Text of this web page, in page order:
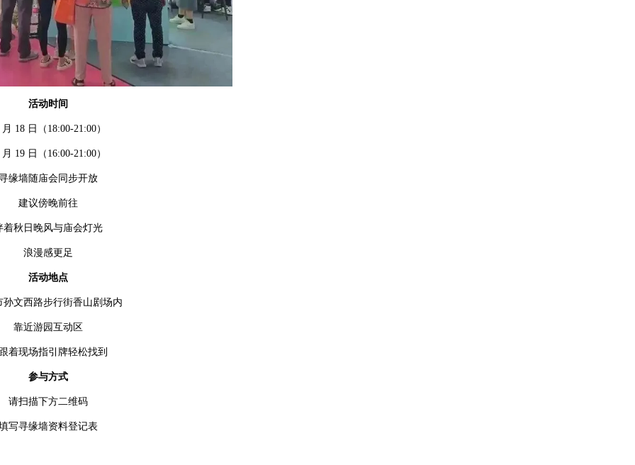
活动时间
月 18 日（18:00-21:00）
月 19 日（16:00-21:00）
缘墙随庙会同步开放
建议傍晚前往
着秋日晚风与庙会灯光
浪漫感更足
活动地点
孙文西路步行街香山剧场内
靠近游园互动区
着现场指引牌轻松找到
参与方式
请扫描下方二维码
写寻缘墙资料登记表